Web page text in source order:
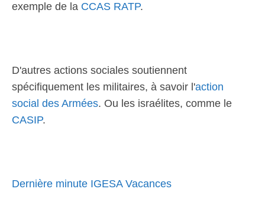
exemple de la CCAS RATP.
D'autres actions sociales soutiennent
spécifiquement les militaires, à savoir l'action
social des Armées. Ou les israélites, comme le
CASIP.
Dernière minute IGESA Vacances